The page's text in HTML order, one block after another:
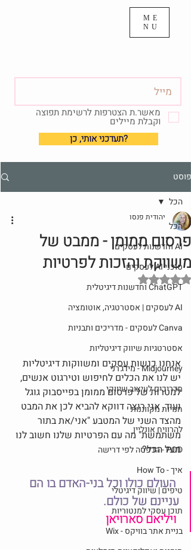
ME
NU
מאשר.ת הצטרפות לרשימת תפוצה
וקבלת מיילים
?תעדכני אותי, כן
פוסט
הכל
AI וחדשנות לעסקים
סוכני AI לעסקים
ChatGPT וחדשנות דיגיטלית
AI לעסקים | אסטרטגיה, אוטומציה
Canva לעסקים - מדריכים ותבניות
אסטרטגיות שיווק דיגיטליות
Midjourney - מידג'רני
מדריכים לעיצוב שיווקי
חנויות מקווננות
להרוויח אונליין
POD - הדפסה לפי דרישה
איך - How To
טיפים | שיווק דיגיטלי
תוכן עסקי למנטוריות
בניית אתר בוויקס - Wix
הכל
פרסום ממומן - ממבט של
משווקת והזכות לפרטיות
יהודית פנסו
דירוג של NaN מתוך 5 כוכבים
אנחנו כנשות עסקים ומשווקות דיגיטליות
יש לנו את הכלים לחיפוש וטירגוט אנשים,
למטרות של פרסום ממומן בפייסבוק גוגל
ועוד. אני רוצה דווקא להביא לכן את המבט
מהצד השני של המטבע "אני/את בתור
משתמשת" מה עם הפרטיות שלנו חשוב לנו
מעל הכל?
העולם כולו וכל בני-האדם בו הם
עניינם של כולם.
ויליאם סארויאן